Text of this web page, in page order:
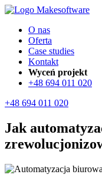
O nas
Oferta
Case studies
Kontakt
Wyceń projekt
+48 694 011 020
+48 694 011 020
Jak